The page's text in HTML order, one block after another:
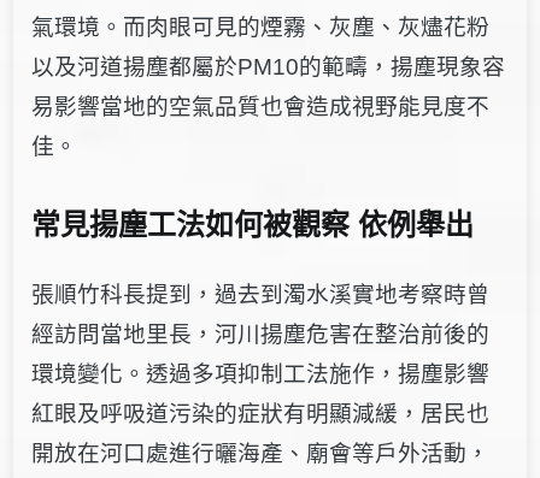
氣環境。而肉眼可見的煙霧、灰塵、灰燼花粉
以及河道揚塵都屬於PM10的範疇，揚塵現象容
易影響當地的空氣品質也會造成視野能見度不
佳。
常見揚塵工法如何被觀察 依例舉出
張順竹科長提到，過去到濁水溪實地考察時曾
經訪問當地里長，河川揚塵危害在整治前後的
環境變化。透過多項抑制工法施作，揚塵影響
紅眼及呼吸道污染的症狀有明顯減緩，居民也
開放在河口處進行曬海產、廟會等戶外活動，